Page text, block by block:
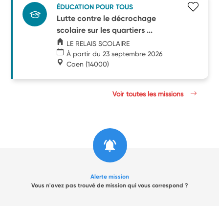
ÉDUCATION POUR TOUS
Lutte contre le décrochage
scolaire sur les quartiers ...
LE RELAIS SCOLAIRE
À partir du 23 septembre 2026
Caen (14000)
Voir toutes les missions
Alerte mission
Vous n'avez pas trouvé de mission qui vous correspond ?